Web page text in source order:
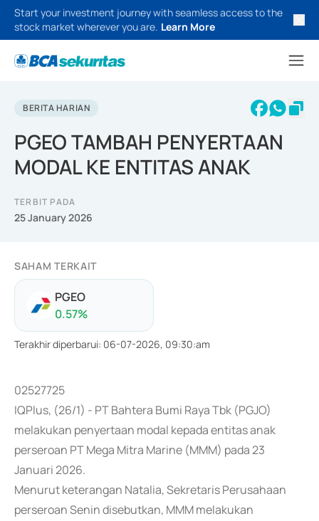
Start your investment journey with seamless access to the
stock market wherever you are. Learn More
BERITA HARIAN
PGEO TAMBAH PENYERTAAN
MODAL KE ENTITAS ANAK
TERBIT PADA
25 January 2026
SAHAM TERKAIT
PGEO
0.57%
Terakhir diperbarui: 06-07-2026, 09:30:am
02527725
IQPlus, (26/1) - PT Bahtera Bumi Raya Tbk (PGJO)
melakukan penyertaan modal kepada entitas anak
perseroan PT Mega Mitra Marine (MMM) pada 23
Januari 2026.
Menurut keterangan Natalia, Sekretaris Perusahaan
perseroan Senin disebutkan, MMM melakukan